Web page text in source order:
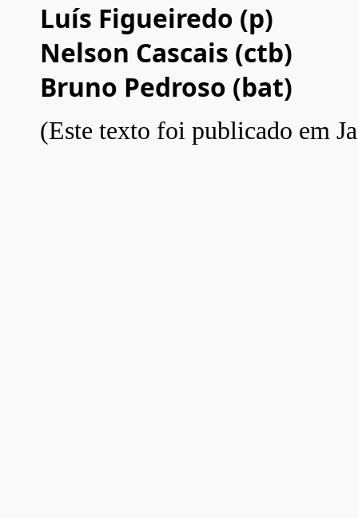
Luís Figueiredo (p)
Nelson Cascais (ctb)
Bruno Pedroso (bat)
(Este texto foi publicado em